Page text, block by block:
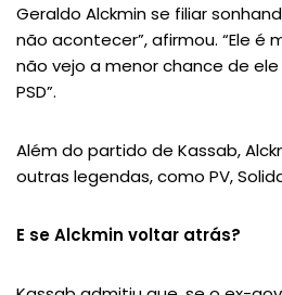
Geraldo Alckmin se filiar
não acontecer”, afirmou. “Ele é
não vejo a menor chance de ele
PSD”.
Além do partido de Kassab,
outras legendas, como PV,
E se Alckmin voltar atrás?